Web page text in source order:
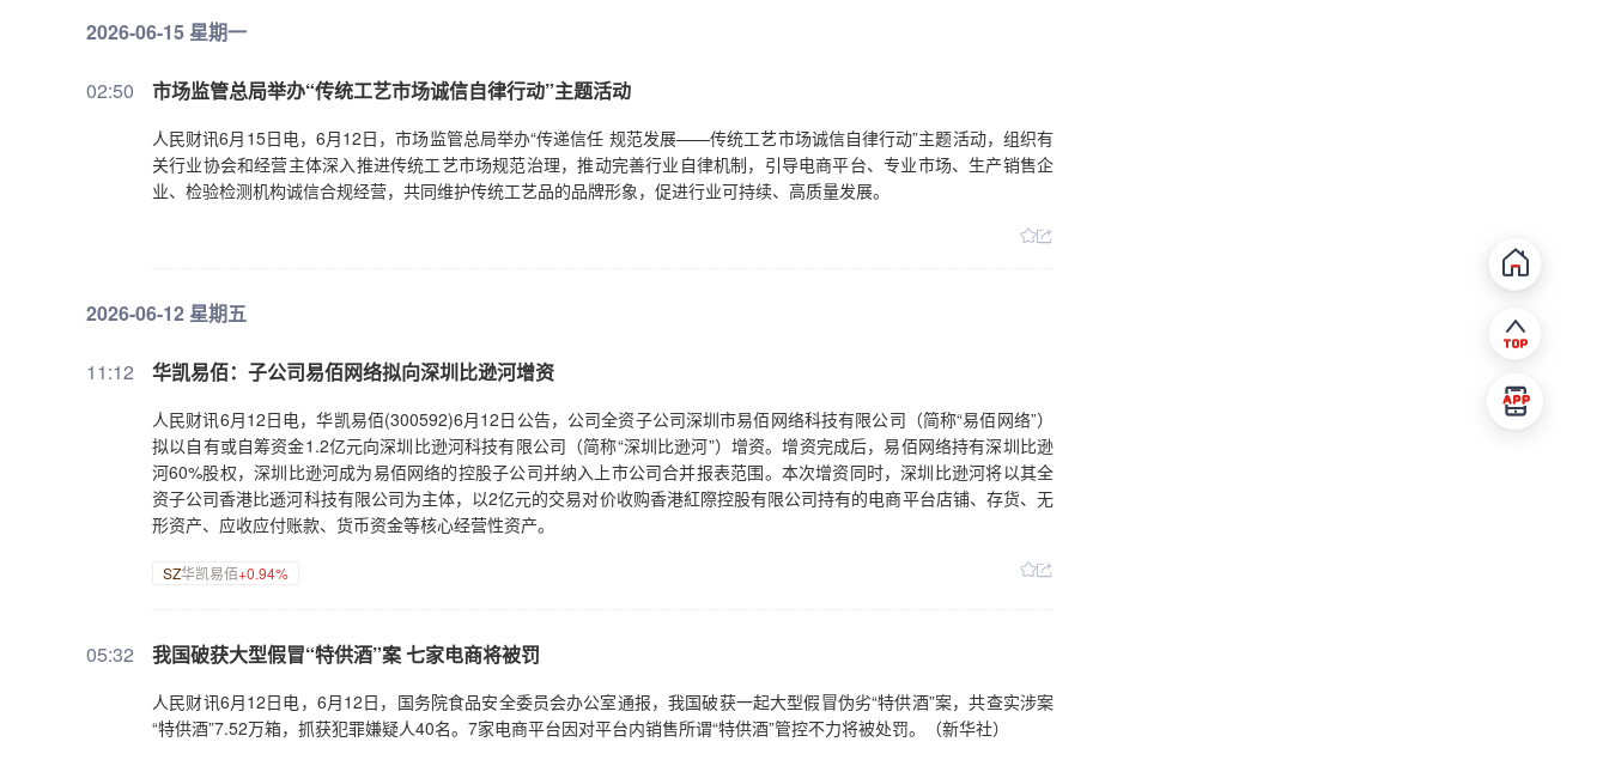
2026-06-15 星期一
02:50 市场监管总局举办“传统工艺市场诚信自律行动”主题活动
人民财讯6月15日电，6月12日，市场监管总局举办“传递信任 规范发展——传统工艺市场诚信自律行动”主题活动，组织有
关行业协会和经营主体深入推进传统工艺市场规范治理，推动完善行业自律机制，引导电商平台、专业市场、生产销售企
业、检验检测机构诚信合规经营，共同维护传统工艺品的品牌形象，促进行业可持续、高质量发展。
2026-06-12 星期五
11:12 华凯易佰：子公司易佰网络拟向深圳比逊河增资
人民财讯6月12日电，华凯易佰(300592)6月12日公告，公司全资子公司深圳市易佰网络科技有限公司（简称“易佰网络”）
拟以自有或自筹资金1.2亿元向深圳比逊河科技有限公司（简称“深圳比逊河”）增资。增资完成后，易佰网络持有深圳比逊
河60%股权，深圳比逊河成为易佰网络的控股子公司并纳入上市公司合并报表范围。本次增资同时，深圳比逊河将以其全
资子公司香港比遜河科技有限公司为主体，以2亿元的交易对价收购香港紅際控股有限公司持有的电商平台店铺、存货、无
形资产、应收应付账款、货币资金等核心经营性资产。
SZ华凯易佰+0.94%
05:32 我国破获大型假冒“特供酒”案 七家电商将被罚
人民财讯6月12日电，6月12日，国务院食品安全委员会办公室通报，我国破获一起大型假冒伪劣“特供酒”案，共查实涉案
“特供酒”7.52万箱，抓获犯罪嫌疑人40名。7家电商平台因对平台内销售所谓“特供酒”管控不力将被处罚。（新华社）